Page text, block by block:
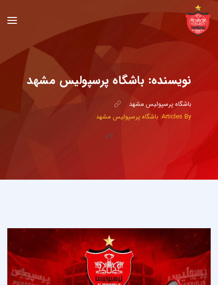
نویسنده: باشگاه پرسپولیس مشهد
باشگاه پرسپولیس مشهد
Articles By: باشگاه پرسپولیس مشهد
?>